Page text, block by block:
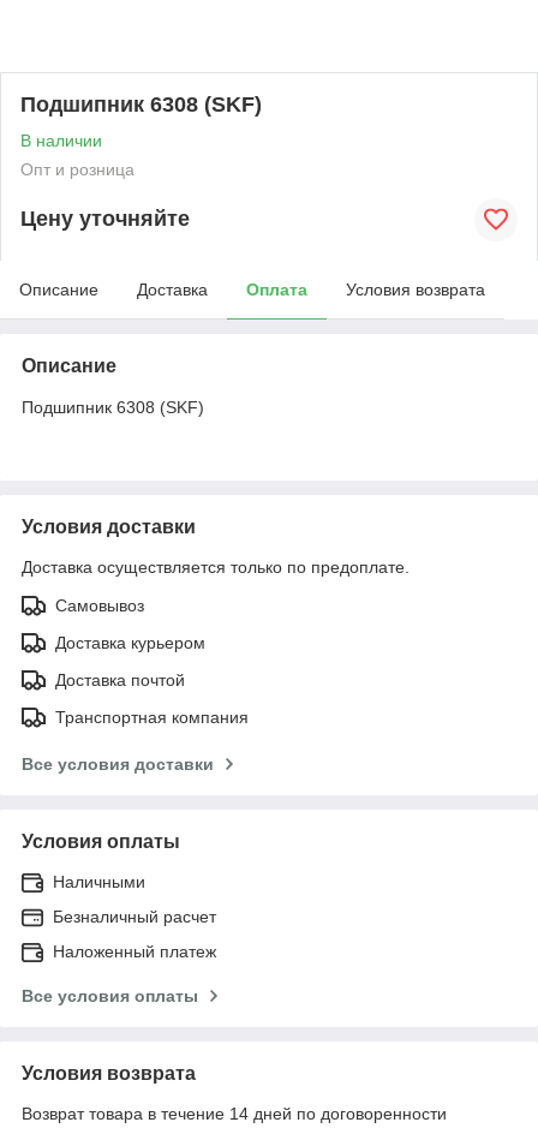
Подшипник 6308 (SKF)
В наличии
Опт и розница
Цену уточняйте
Описание Доставка Оплата Условия возврата
Описание
Подшипник 6308 (SKF)
Условия доставки
Доставка осуществляется только по предоплате.
Самовывоз
Доставка курьером
Доставка почтой
Транспортная компания
Все условия доставки
Условия оплаты
Наличными
Безналичный расчет
Наложенный платеж
Все условия оплаты
Условия возврата
Возврат товара в течение 14 дней по договоренности